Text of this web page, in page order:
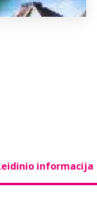
informacija